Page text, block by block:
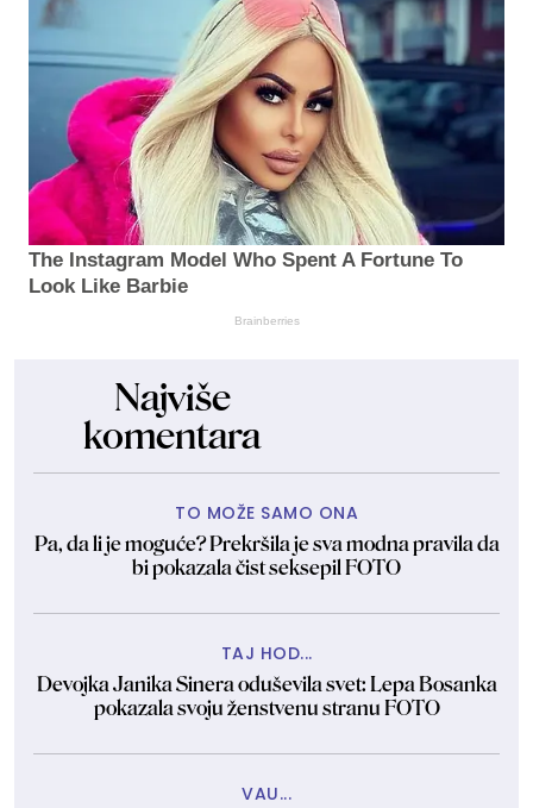
The Instagram Model Who Spent A Fortune To
Look Like Barbie
Brainberries
Najviše
komentara
TO MOŽE SAMO ONA
Pa, da li je moguće? Prekršila je sva modna pravila da
bi pokazala čist seksepil FOTO
TAJ HOD...
Devojka Janika Sinera oduševila svet: Lepa Bosanka
pokazala svoju ženstvenu stranu FOTO
VAU...